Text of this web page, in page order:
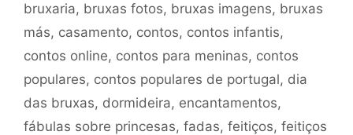
bruxaria, bruxas fotos, bruxas imagens, bruxas
más, casamento, contos, contos infantis,
contos online, contos para meninas, contos
populares, contos populares de portugal, dia
das bruxas, dormideira, encantamentos,
fábulas sobre princesas, fadas, feitiços, feitiços